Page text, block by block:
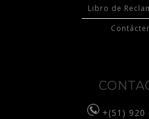
Libro de
+(51) 920